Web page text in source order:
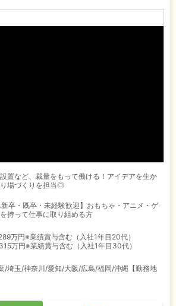
置など、裁量をもって働ける！アイデアを生か
場づくりを担当◎
新卒・既卒・未経験歓迎】おもちゃ・アニメ・ゲ
持って仕事に取り組める方
万円※業績賞与含む（入社1年目20代）
315万円※業績賞与含む（入社1年目30代）
/埼玉/神奈川/愛知/大阪/広島/福岡/沖縄【勤務地